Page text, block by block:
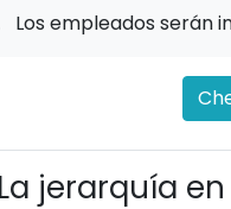
Los empleados serán
La jerarquía